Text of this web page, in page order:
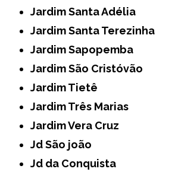
Jardim Santa Adélia
Jardim Santa Terezinha
Jardim Sapopemba
Jardim São Cristóvão
Jardim Tietê
Jardim Três Marias
Jardim Vera Cruz
Jd São joão
Jd da Conquista